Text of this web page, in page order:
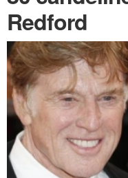
Redford